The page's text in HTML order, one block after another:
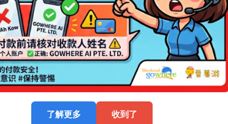
了解更多 收到了